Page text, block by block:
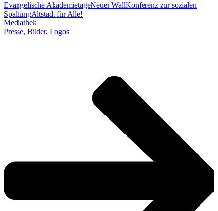
Evangelische AkademietageNeuer WallKonferenz zur sozialen
SpaltungAltstadt für Alle!
Mediathek
Presse, Bilder, Logos